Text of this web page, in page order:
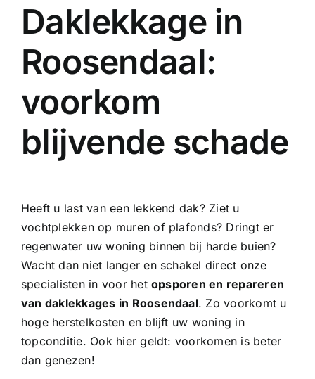
Daklekkage in
Roosendaal:
voorkom
blijvende schade
Heeft u last van een lekkend dak? Ziet u
vochtplekken op muren of plafonds? Dringt er
regenwater uw woning binnen bij harde buien?
Wacht dan niet langer en schakel direct onze
specialisten in voor het opsporen en repareren
van daklekkages in Roosendaal. Zo voorkomt u
hoge herstelkosten en blijft uw woning in
topconditie. Ook hier geldt: voorkomen is beter
dan genezen!